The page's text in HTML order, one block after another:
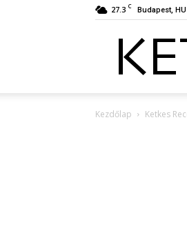
27.3 C Budapest, HU
Kezdőlap Ketkes